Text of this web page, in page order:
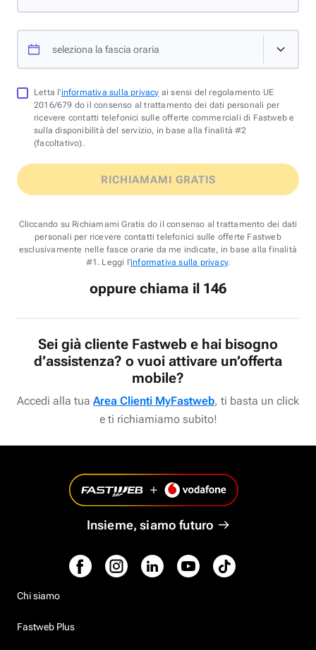
seleziona la fascia oraria
Letta l'informativa sulla privacy ai sensi del regolamento UE
2016/679 do il consenso al trattamento dei dati personali per
ricevere contatti telefonici sulle offerte commerciali di Fastweb e
sulla disponibilità del servizio, in base alla finalità #2
(facoltativo).
RICHIAMAMI GRATIS
Cliccando su Richiamami Gratis do il consenso al trattamento dei dati
personali per ricevere contatti telefonici sulle offerte Fastweb
esclusivamente nelle fasce orarie da me indicate, in base alla finalità
#1. Leggi l'informativa sulla privacy.
oppure chiama il 146
Sei già cliente Fastweb e hai bisogno
d’assistenza? o vuoi attivare un’offerta
mobile?
Accedi alla tua Area Clienti MyFastweb, ti basta un click
e ti richiamiamo subito!
Insieme, siamo futuro
Chi siamo
Fastweb Plus